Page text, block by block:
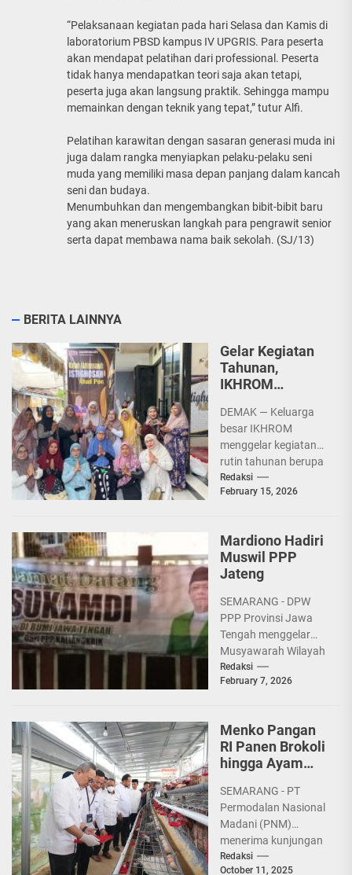
“Pelaksanaan kegiatan pada hari Selasa dan Kamis di
laboratorium PBSD kampus IV UPGRIS. Para peserta
akan mendapat pelatihan dari professional. Peserta
tidak hanya mendapatkan teori saja akan tetapi,
peserta juga akan langsung praktik. Sehingga mampu
memainkan dengan teknik yang tepat,” tutur Alfi.
Pelatihan karawitan dengan sasaran generasi muda ini
juga dalam rangka menyiapkan pelaku-pelaku seni
muda yang memiliki masa depan panjang dalam kancah
seni dan budaya.
Menumbuhkan dan mengembangkan bibit-bibit baru
yang akan meneruskan langkah para pengrawit senior
serta dapat membawa nama baik sekolah. (SJ/13)
BERITA LAINNYA
Gelar Kegiatan
Tahunan,
IKHROM
AKSI Indosiar
2025
DEMAK — Keluarga
besar IKHROM
menggelar kegiatan
rutin tahunan berupa
ziarah dan kirim do'a
ke makam almarhum
Redaksi
February 15, 2026
Mardiono Hadiri
Muswil PPP
Jateng
SEMARANG - DPW
PPP Provinsi Jawa
Tengah menggelar
Musyawarah Wilayah
(Muswil), Sabtu
(7/2/2026) di Hotel
oleh...
Redaksi
February 7, 2026
Menko Pangan
RI Panen Brokoli
hingga Ayam
Rumah Pangan
PNM
SEMARANG - PT
Permodalan Nasional
Madani (PNM)
menerima kunjungan
Menteri Koordinator
Redaksi
October 11, 2025